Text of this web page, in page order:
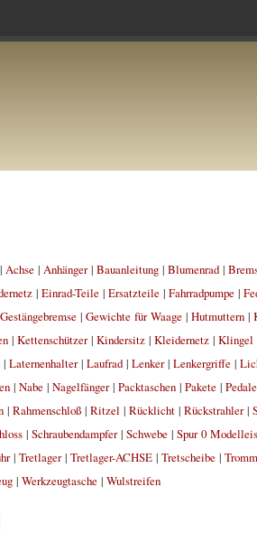
| Achse| Anhänger| Bauanleitung| Blumenrad|
| Einrad-Teile| Ersatzteile| Fahrradpumpe|
Gestängebremse| Gewichte für Waage| Hutmuttern|
| Kettenschützer| Kindersitz| Kleidernetz| Klingel
| Laternenhalter| Laufrad| Lenker| Lenkergriffe|
| Nabe| Nagelfänger| Packtaschen| Pakete| Pedale
| Rahmenschloß| Ritzel | Rücklicht| Rückstrahler|
| Schraubendampfer| Schwebe| Spur 0
| Tretlager| Tretlager-ACHSE| Tretscheibe|
| Werkzeugtasche| Wulstreifen